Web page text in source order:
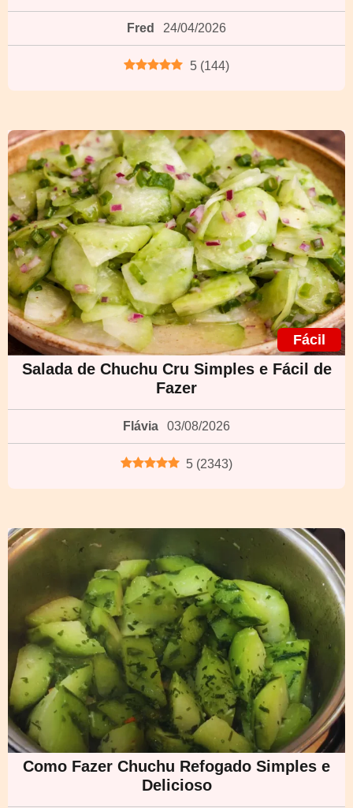
Fred 24/04/2026
5 (144)
Fácil
Salada de Chuchu Cru Simples e Fácil de
Fazer
Flávia 03/08/2026
5 (2343)
Como Fazer Chuchu Refogado Simples e
Delicioso